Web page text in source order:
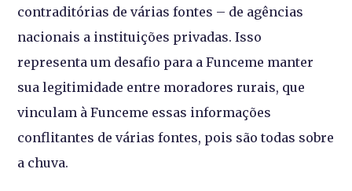
contraditórias de várias fontes – de agências
nacionais a instituições privadas. Isso
representa um desafio para a Funceme manter
sua legitimidade entre moradores rurais, que
vinculam à Funceme essas informações
conflitantes de várias fontes, pois são todas sobre
a chuva.